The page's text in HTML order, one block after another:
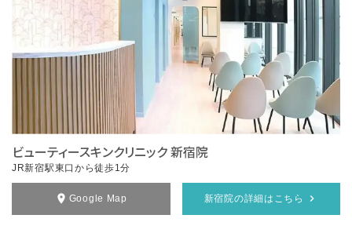
ビューティースキンクリニック 新宿院
JR新宿駅東口から徒歩1分
Google Map 新宿院の詳細はこちら